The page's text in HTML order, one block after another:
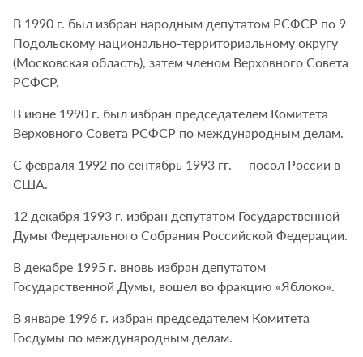
В 1990 г. был избран народным депутатом РСФСР по 9
Подольскому национально-территориальному округу
(Московская область), затем членом Верховного Совета
РСФСР.
В июне 1990 г. был избран председателем Комитета
Верховного Совета РСФСР по международным делам.
С февраля 1992 по сентябрь 1993 гг. — посол России в
США.
12 декабря 1993 г. избран депутатом Государственной
Думы Федерального Собрания Российской Федерации.
В декабре 1995 г. вновь избран депутатом
Государственной Думы, вошел во фракцию «Яблоко».
В январе 1996 г. избран председателем Комитета
Госдумы по международным делам.